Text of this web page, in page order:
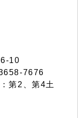
10
7676
第2、第4土